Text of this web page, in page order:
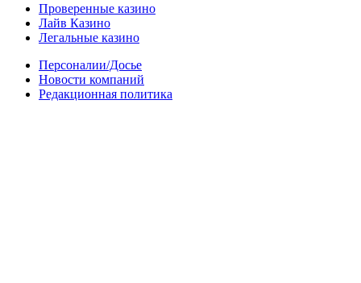
Проверенные казино
Лайв Казино
Легальные казино
Персоналии/Досье
Новости компаний
Редакционная политика